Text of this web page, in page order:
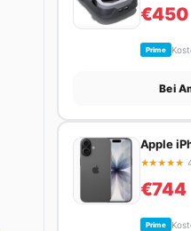
€450
Prime
Bei
Apple
★★★★★
€744
Prime